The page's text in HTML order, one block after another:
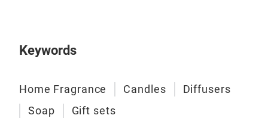
Keywords
Home Fragrance Candles
Diffusers
Soap
Gift sets